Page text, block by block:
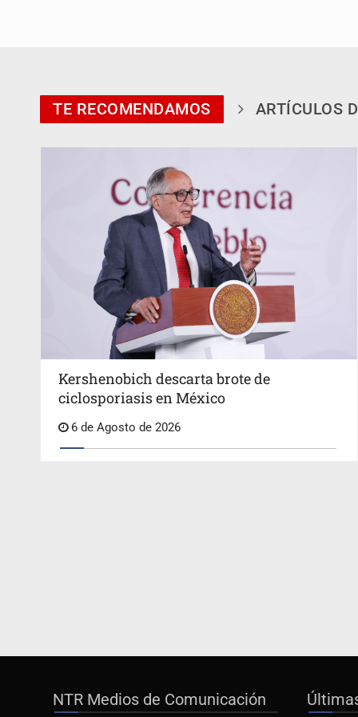
TE RECOMENDAMOS
Kershenobich descarta brote de
6 de Agosto de 2026